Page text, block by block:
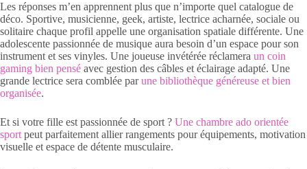
Les réponses m’en apprennent plus que n’importe quel catalogue de
déco. Sportive, musicienne, geek, artiste, lectrice acharnée, sociale ou
solitaire chaque profil appelle une organisation spatiale différente. Une
adolescente passionnée de musique aura besoin d’un espace pour son
instrument et ses vinyles. Une joueuse invétérée réclamera un coin
gaming bien pensé avec gestion des câbles et éclairage adapté. Une
grande lectrice sera comblée parune bibliothèque généreuse et bien
organisée.
Et si votre fille est passionnée de sport ? Une chambre ado orientée
sportpeut parfaitement allier rangements pour équipements, motivation
visuelle et espace de détente musculaire.